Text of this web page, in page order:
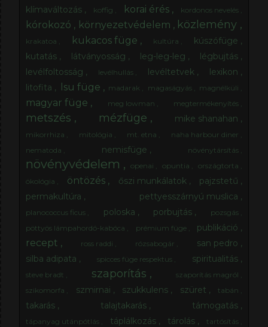
klímaváltozás
koffig korai érés kordonos nevelés
kórokozó környezetvédelem közlemény
krakatoa kukacos füge kultúra
kúszófüge
kutatás
látványosság leg-leg-leg
légbujtás
levélfoltosság
levélhullás levéltetvek
lexikon
litofita
lsu füge madarak magaságyás magnélküli
magyar füge meg lowman megtermékenyítés
metszés mézfüge mike shanahan
mikorrhiza mitológia mt. etna
naha harbour diner
nematoda
nemisfüge növénytársítás
növényvédelem openai opuntia
országtorta
ökológia
öntözés őszi munkálatok
pajzstetű
permakultúra
pettyesszárnyú muslica
planococcus ficus poloska porbujtás
pozsgás
pöttyös lámpahordó-kabóca
prémium füge publikáció
recept ross raddi rózsabogár
san pedro
silba adipata
spicces füge respektus spiritualitás
steve bradt szaporítás
szaporítás magról
szikomorfa
szmirnai szukkulens szüret tabán
takarás talajtakarás támogatás
tápanyag utánpótlás táplálkozás tárolás tartósítás